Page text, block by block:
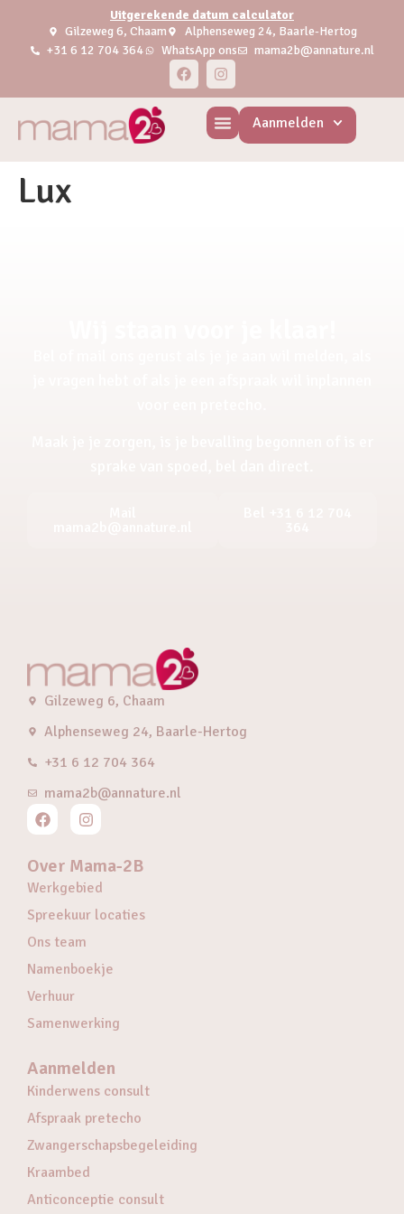
Uitgerekende datum calculator
Gilzeweg 6, Chaam
Alphenseweg 24, Baarle-Hertog
+31 6 12 704 364
WhatsApp ons mama2b@annature.nl
Aanmelden
Lux
Gilzeweg 6, Chaam
Alphenseweg 24, Baarle-Hertog
+31 6 12 704 364
mama2b@annature.nl
Over Mama-2B
Werkgebied
Spreekuur locaties
Ons team
Namenboekje
Verhuur
Samenwerking
Aanmelden
Kinderwens consult
Afspraak pretecho
Zwangerschapsbegeleiding
Kraambed
Anticonceptie consult